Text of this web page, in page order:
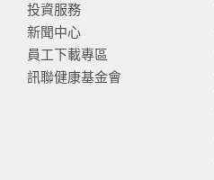
投資服務
新聞中心
員工下載專區
訊聯健康基金會